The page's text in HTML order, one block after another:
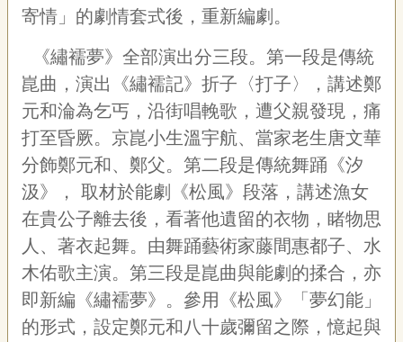
寄情」的劇情套式後，重新編劇。
《繡襦夢》全部演出分三段。第一段是傳統
崑曲，演出《繡襦記》折子〈打子〉，講述鄭
元和淪為乞丐，沿街唱輓歌，遭父親發現，痛
打至昏厥。京崑小生溫宇航、當家老生唐文華
分飾鄭元和、鄭父。第二段是傳統舞踊《汐
汲》，
取材於能劇《松風》段落，講述漁女
在貴公子離去後，看著他遺留的衣物，睹物思
人、著衣起舞。由舞踊藝術家藤間惠都子、水
木佑歌主演。第三段是崑曲與能劇的揉合，亦
即新編《繡襦夢》。參用《松風》「夢幻能」
的形式，設定鄭元和八十歲彌留之際，憶起與